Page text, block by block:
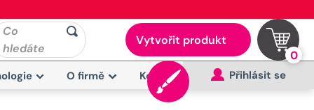
Co
hledáte
Vytvořit produkt
0
O firmě Kontakt Přihlásit se